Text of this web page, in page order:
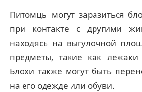
Питомцы могут заразиться
при контакте с другими
находясь на выгулочной
предметы, такие как лежаки
Блохи также могут быть
на его одежде или обуви.